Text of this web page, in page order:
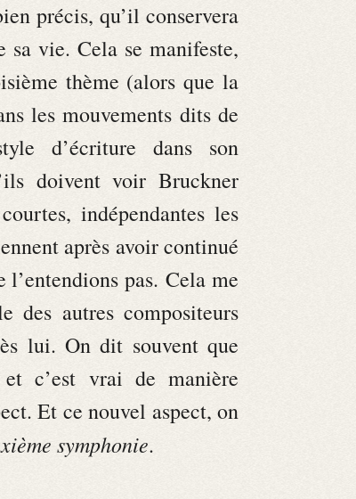
précis, qu’il conservera
sa vie. Cela se manifeste,
thème (alors que la
les mouvements dits de
d’écriture dans son
doivent voir Bruckner
indépendantes les
après avoir continué
l’entendions pas. Cela me
des autres compositeurs
lui. On dit souvent que
c’est vrai de manière
Et ce nouvel aspect, on
symphonie.